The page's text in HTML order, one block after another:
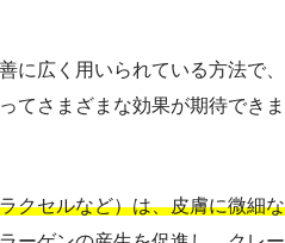
に広く用いられている方法で、
てさまざまな効果が期待できま
クセルなど）は、皮膚に微細な